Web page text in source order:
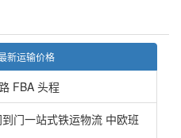
新运输价格
FBA 头程
门一站式铁运物流 中欧班